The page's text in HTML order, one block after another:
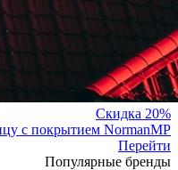
Скидка 20%
с покрытием NormanMP
Перейти
Популярные бренды